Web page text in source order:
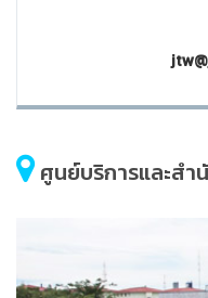
ศูนย์บริการและสำ